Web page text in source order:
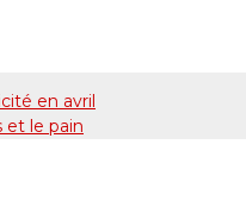
en avril
et le pain